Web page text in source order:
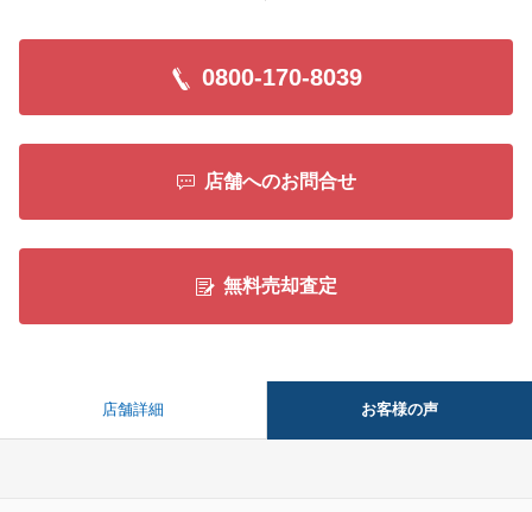
0800-170-8039
店舗へのお問合せ
無料売却査定
店舗詳細 お客様の声